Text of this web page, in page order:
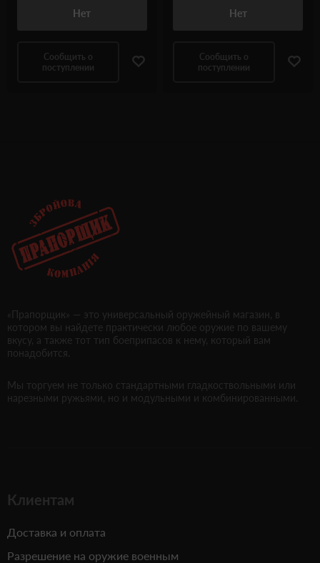
Нет
Сообщить о
поступлении
Нет
Сообщить о
поступлении
«Прапорщик» — это универсальный оружейный магазин, в
котором вы найдете практически любое оружие по вашему
вкусу, а также тот тип боеприпасов к нему, который вам
понадобится.
Мы торгуем не только стандартными гладкоствольными или
нарезными ружьями, но и модульными и комбинированными.
Клиентам
Доставка и оплата
Разрешение на оружие военным